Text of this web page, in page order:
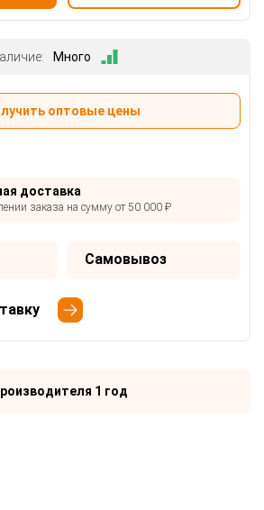
Много
Получить оптовые цены
доставка
заказа на сумму от 50 000 ₽
Самовывоз
1 год